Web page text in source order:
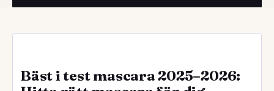
Bäst i test mascara 2025–2026: